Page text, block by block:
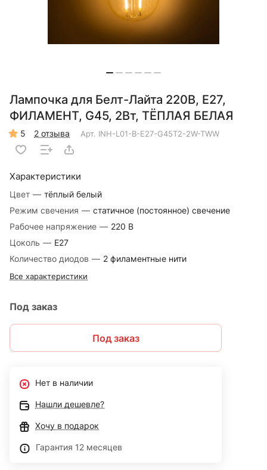
Лампочка для Белт-Лайта 220В, E27,
ФИЛАМЕНТ, G45, 2Вт, ТЁПЛАЯ БЕЛАЯ
5 2 отзыва Арт. INH-L01-B-E27-G45T2-2W-TWW
Характеристики
Цвет — тёплый белый
Режим свечения — статичное (постоянное) свечение
Рабочее напряжение — 220 В
Цоколь — Е27
Количество диодов — 2 филаментные нити
Все характеристики
Под заказ
Под заказ
Нет в наличии
Нашли дешевле?
Хочу в подарок
Гарантия 12 месяцев